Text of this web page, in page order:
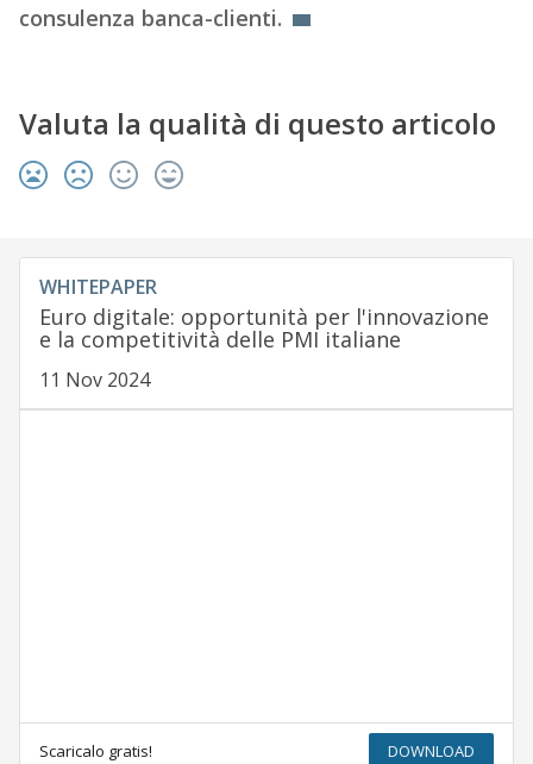
consulenza banca-clienti.
Valuta la qualità di questo articolo
WHITEPAPER
Euro digitale: opportunità per l'innovazione
e la competitività delle PMI italiane
11 Nov 2024
Scaricalo gratis! DOWNLOAD